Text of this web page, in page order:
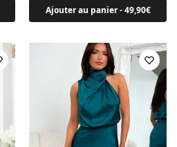
Ajouter au panier - 49,90€